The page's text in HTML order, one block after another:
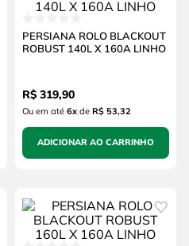
PERSIANA ROLO BLACKOUT
ROBUST 140L X 160A LINHO
R$ 319,90
Ou em até 6xde R$ 53,32
ADICIONAR AO CARRINHO